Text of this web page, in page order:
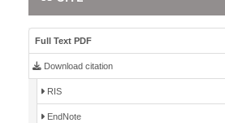
Full Text PDF
Download citation
RIS
EndNote